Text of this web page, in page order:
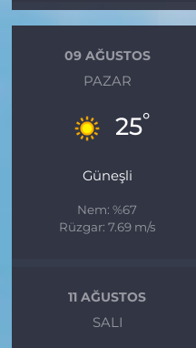
09 AĞUSTOS
PAZAR
25°
Güneşli
Nem: %67
Rüzgar: 7.69 m/s
11 AĞUSTOS
SALI